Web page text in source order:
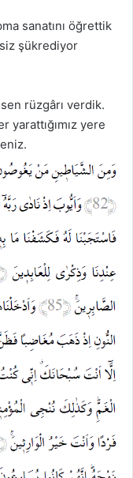
sanatını öğrettik
şükrediyor
rüzgârı verdik.
yere